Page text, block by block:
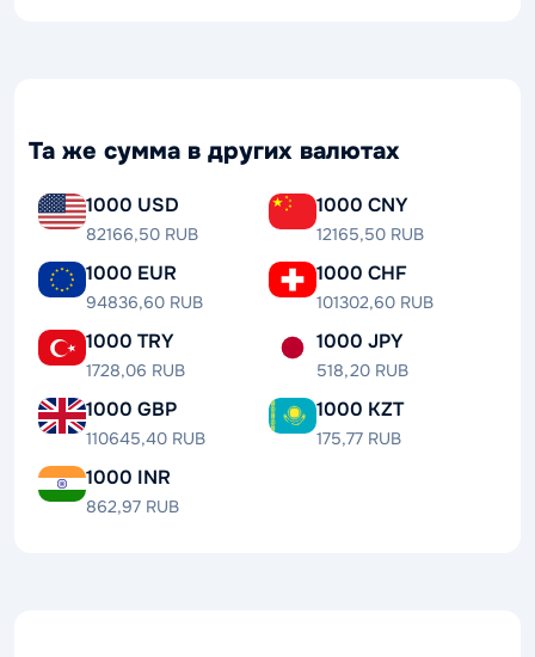
Та же сумма в других валютах
1000 USD
82166,50 RUB
1000 CNY
12165,50 RUB
1000 EUR
94836,60 RUB
1000 CHF
101302,60 RUB
1000 TRY
1728,06 RUB
1000 JPY
518,20 RUB
1000 GBP
110645,40 RUB
1000 KZT
175,77 RUB
1000 INR
862,97 RUB